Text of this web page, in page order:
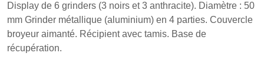
Display de 6 grinders (3 noirs et 3 anthracite). Diamètre : 50
mm Grinder métallique (aluminium) en 4 parties. Couvercle
broyeur aimanté. Récipient avec tamis. Base de
récupération.